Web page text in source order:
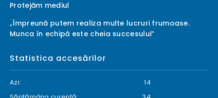
Protejăm mediul
„Împreună putem realiza multe lucruri frumoase.
Munca în echipă este cheia succesului”
Statistica accesărilor
Azi:
14